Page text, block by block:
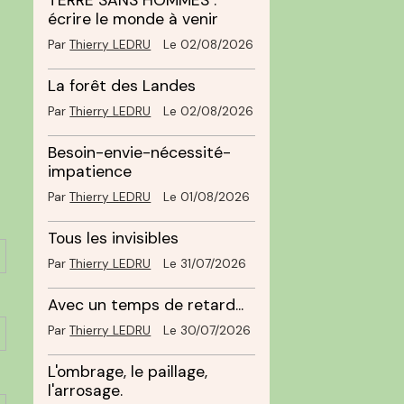
écrire le monde à venir
ParThierry LEDRU Le 02/08/2026
La forêt des Landes
ParThierry LEDRU Le 02/08/2026
Besoin-envie-nécessité-
impatience
ParThierry LEDRU Le 01/08/2026
Tous les invisibles
ParThierry LEDRU Le 31/07/2026
Avec un temps de retard...
ParThierry LEDRU Le 30/07/2026
L'ombrage, le paillage,
l'arrosage.